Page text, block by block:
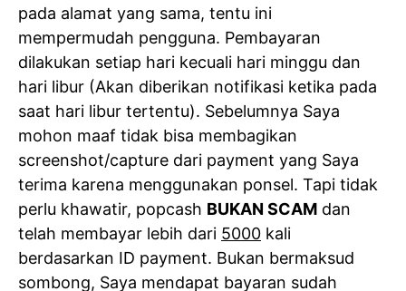
pada alamat yang sama, tentu ini
mempermudah pengguna. Pembayaran
dilakukan setiap hari kecuali hari minggu dan
hari libur (Akan diberikan notifikasi ketika pada
saat hari libur tertentu). Sebelumnya Saya
mohon maaf tidak bisa membagikan
screenshot/capture dari payment yang Saya
terima karena menggunakan ponsel. Tapi tidak
perlu khawatir, popcash BUKAN SCAM dan
telah membayar lebih dari 5000 kali
berdasarkan ID payment. Bukan bermaksud
sombong, Saya mendapat bayaran sudah